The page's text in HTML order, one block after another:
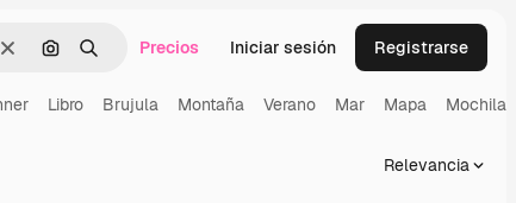
BorrarBuscar por imagen
BuscarPrecios Iniciar sesión Registrarse
Libro Brujula Montaña Verano Mar Mapa Mochila
Relevancia